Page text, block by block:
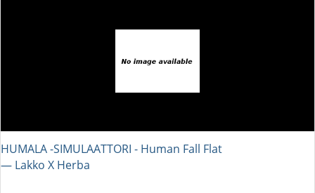
HUMALA -SIMULAATTORI - Human Fall Flat
― Lakko X Herba